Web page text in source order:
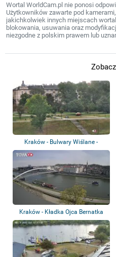
Wortal WorldCam.pl nie ponosi
Użytkowników zawarte pod
jakichkolwiek innych miejscach
blokowania, usuwania oraz
niezgodne z polskim prawem lub
Kraków - Bulwary Wiślane -
Wawel
Kraków - Kładka Ojca Bernatka